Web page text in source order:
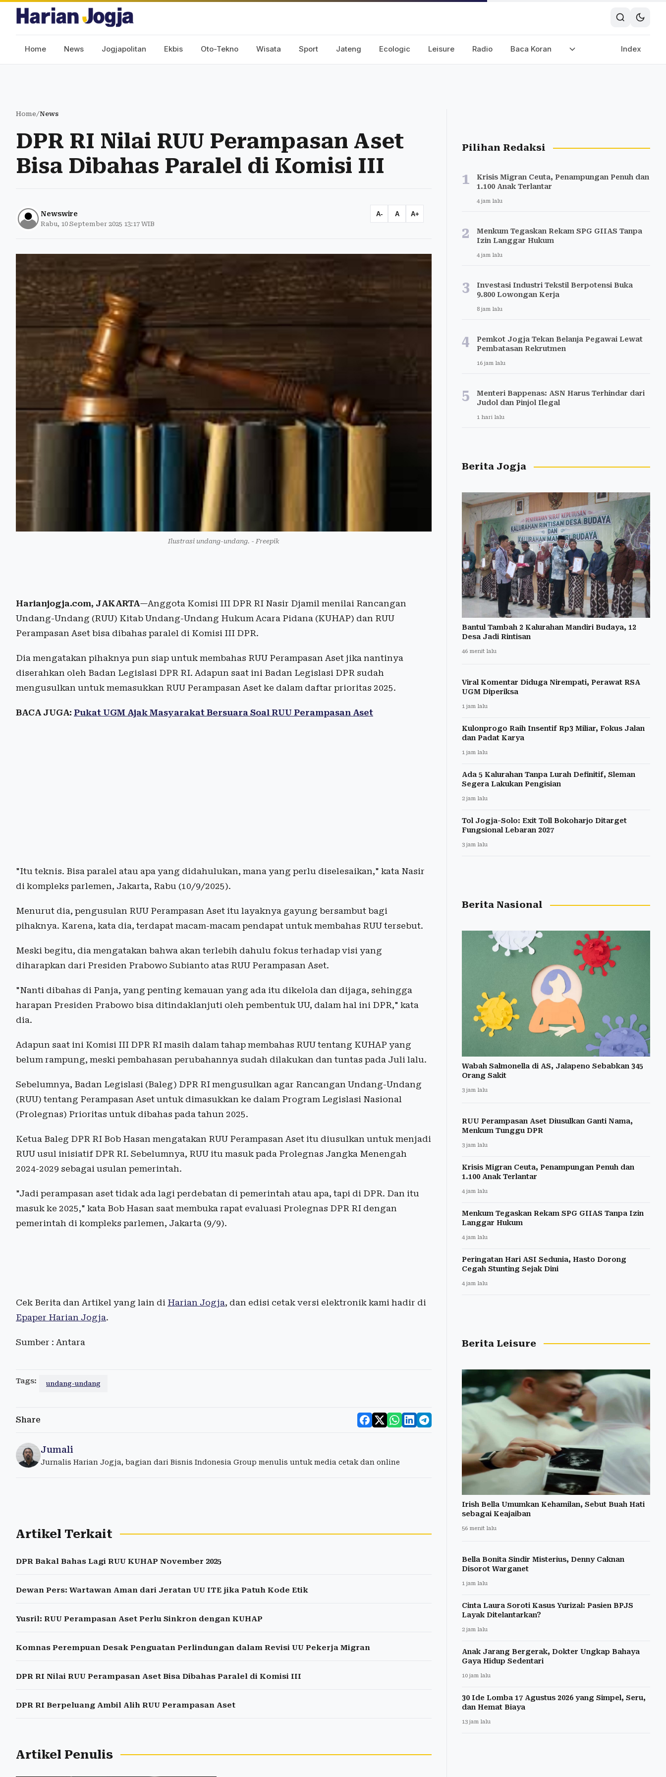
Home News Jogjapolitan Ekbis Oto-Tekno Wisata Sport Jateng Ecologic Leisure Radio Baca Koran Index
Home/News
DPR RI Nilai RUU Perampasan Aset
Bisa Dibahas Paralel di Komisi III
Newswire
Rabu, 10 September 2025 13:17 WIB
A- A A+
Ilustrasi undang-undang. - Freepik
Harianjogja.com, JAKARTA—Anggota Komisi III DPR RI Nasir Djamil menilai Rancangan
Undang-Undang (RUU) Kitab Undang-Undang Hukum Acara Pidana (KUHAP) dan RUU
Perampasan Aset bisa dibahas paralel di Komisi III DPR.
Dia mengatakan pihaknya pun siap untuk membahas RUU Perampasan Aset jika nantinya
diserahkan oleh Badan Legislasi DPR RI. Adapun saat ini Badan Legislasi DPR sudah
mengusulkan untuk memasukkan RUU Perampasan Aset ke dalam daftar prioritas 2025.
BACA JUGA: Pukat UGM Ajak Masyarakat Bersuara Soal RUU Perampasan Aset
"Itu teknis. Bisa paralel atau apa yang didahulukan, mana yang perlu diselesaikan," kata Nasir
di kompleks parlemen, Jakarta, Rabu (10/9/2025).
Menurut dia, pengusulan RUU Perampasan Aset itu layaknya gayung bersambut bagi
pihaknya. Karena, kata dia, terdapat macam-macam pendapat untuk membahas RUU tersebut.
Meski begitu, dia mengatakan bahwa akan terlebih dahulu fokus terhadap visi yang
diharapkan dari Presiden Prabowo Subianto atas RUU Perampasan Aset.
"Nanti dibahas di Panja, yang penting kemauan yang ada itu dikelola dan dijaga, sehingga
harapan Presiden Prabowo bisa ditindaklanjuti oleh pembentuk UU, dalam hal ini DPR," kata
dia.
Adapun saat ini Komisi III DPR RI masih dalam tahap membahas RUU tentang KUHAP yang
belum rampung, meski pembahasan perubahannya sudah dilakukan dan tuntas pada Juli lalu.
Sebelumnya, Badan Legislasi (Baleg) DPR RI mengusulkan agar Rancangan Undang-Undang
(RUU) tentang Perampasan Aset untuk dimasukkan ke dalam Program Legislasi Nasional
(Prolegnas) Prioritas untuk dibahas pada tahun 2025.
Ketua Baleg DPR RI Bob Hasan mengatakan RUU Perampasan Aset itu diusulkan untuk menjadi
RUU usul inisiatif DPR RI. Sebelumnya, RUU itu masuk pada Prolegnas Jangka Menengah
2024-2029 sebagai usulan pemerintah.
"Jadi perampasan aset tidak ada lagi perdebatan di pemerintah atau apa, tapi di DPR. Dan itu
masuk ke 2025," kata Bob Hasan saat membuka rapat evaluasi Prolegnas DPR RI dengan
pemerintah di kompleks parlemen, Jakarta (9/9).
Cek Berita dan Artikel yang lain di Harian Jogja, dan edisi cetak versi elektronik kami hadir di
Epaper Harian Jogja.
Sumber : Antara
Tags: undang-undang
Share
Jumali
Jurnalis Harian Jogja, bagian dari Bisnis Indonesia Group menulis untuk media cetak dan online
Artikel Terkait
DPR Bakal Bahas Lagi RUU KUHAP November 2025
Dewan Pers: Wartawan Aman dari Jeratan UU ITE jika Patuh Kode Etik
Yusril: RUU Perampasan Aset Perlu Sinkron dengan KUHAP
Komnas Perempuan Desak Penguatan Perlindungan dalam Revisi UU Pekerja Migran
DPR RI Nilai RUU Perampasan Aset Bisa Dibahas Paralel di Komisi III
DPR RI Berpeluang Ambil Alih RUU Perampasan Aset
Artikel Penulis
Pilihan Redaksi
1
Krisis Migran Ceuta, Penampungan Penuh dan
1.100 Anak Terlantar
4 jam lalu
2
Menkum Tegaskan Rekam SPG GIIAS Tanpa
Izin Langgar Hukum
4 jam lalu
3
Investasi Industri Tekstil Berpotensi Buka
9.800 Lowongan Kerja
8 jam lalu
4
Pemkot Jogja Tekan Belanja Pegawai Lewat
Pembatasan Rekrutmen
16 jam lalu
5
Menteri Bappenas: ASN Harus Terhindar dari
Judol dan Pinjol Ilegal
1 hari lalu
Berita Jogja
Bantul Tambah 2 Kalurahan Mandiri Budaya, 12
Desa Jadi Rintisan
46 menit lalu
Viral Komentar Diduga Nirempati, Perawat RSA
UGM Diperiksa
1 jam lalu
Kulonprogo Raih Insentif Rp3 Miliar, Fokus Jalan
dan Padat Karya
1 jam lalu
Ada 5 Kalurahan Tanpa Lurah Definitif, Sleman
Segera Lakukan Pengisian
2 jam lalu
Tol Jogja-Solo: Exit Toll Bokoharjo Ditarget
Fungsional Lebaran 2027
3 jam lalu
Berita Nasional
Wabah Salmonella di AS, Jalapeno Sebabkan 345
Orang Sakit
3 jam lalu
RUU Perampasan Aset Diusulkan Ganti Nama,
Menkum Tunggu DPR
3 jam lalu
Krisis Migran Ceuta, Penampungan Penuh dan
1.100 Anak Terlantar
4 jam lalu
Menkum Tegaskan Rekam SPG GIIAS Tanpa Izin
Langgar Hukum
4 jam lalu
Peringatan Hari ASI Sedunia, Hasto Dorong
Cegah Stunting Sejak Dini
4 jam lalu
Berita Leisure
Irish Bella Umumkan Kehamilan, Sebut Buah Hati
sebagai Keajaiban
56 menit lalu
Bella Bonita Sindir Misterius, Denny Caknan
Disorot Warganet
1 jam lalu
Cinta Laura Soroti Kasus Yurizal: Pasien BPJS
Layak Ditelantarkan?
2 jam lalu
Anak Jarang Bergerak, Dokter Ungkap Bahaya
Gaya Hidup Sedentari
10 jam lalu
30 Ide Lomba 17 Agustus 2026 yang Simpel, Seru,
dan Hemat Biaya
13 jam lalu